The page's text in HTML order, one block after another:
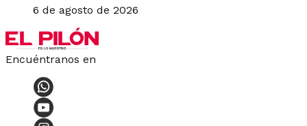
6 de agosto de 2026
Encuéntranos en